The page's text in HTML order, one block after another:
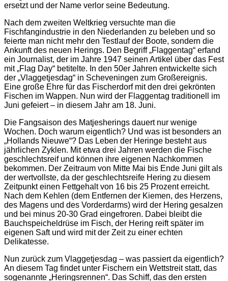
ersetzt und der Name verlor seine Bedeutung.
Nach dem zweiten Weltkrieg versuchte man die
Fischfangindustrie in den Niederlanden zu beleben und so
feierte man nicht mehr den Testlauf der Boote, sondern die
Ankunft des neuen Herings. Den Begriff „Flaggentag“ erfand
ein Journalist, der im Jahre 1947 seinen Artikel über das Fest
mit „Flag Day“ betitelte. In den 50er Jahren entwickelte sich
der „Vlaggetjesdag“ in Scheveningen zum Großereignis.
Eine große Ehre für das Fischerdorf mit den drei gekrönten
Fischen im Wappen. Nun wird der Flaggentag traditionell im
Juni gefeiert – in diesem Jahr am 18. Juni.
Die Fangsaison des Matjesherings dauert nur wenige
Wochen. Doch warum eigentlich? Und was ist besonders an
„Hollands Nieuwe“? Das Leben der Heringe besteht aus
jährlichen Zyklen. Mit etwa drei Jahren werden die Fische
geschlechtsreif und können ihre eigenen Nachkommen
bekommen. Der Zeitraum von Mitte Mai bis Ende Juni gilt als
der wertvollste, da der geschlechtsreife Hering zu diesem
Zeitpunkt einen Fettgehalt von 16 bis 25 Prozent erreicht.
Nach dem Kehlen (dem Entfernen der Kiemen, des Herzens,
des Magens und des Vorderdarms) wird der Hering gesalzen
und bei minus 20-30 Grad eingefroren. Dabei bleibt die
Bauchspeicheldrüse im Fisch, der Hering reift später im
eigenen Saft und wird mit der Zeit zu einer echten
Delikatesse.
Nun zurück zum Vlaggetjesdag – was passiert da eigentlich?
An diesem Tag findet unter Fischern ein Wettstreit statt, das
sogenannte „Heringsrennen“. Das Schiff, das den ersten